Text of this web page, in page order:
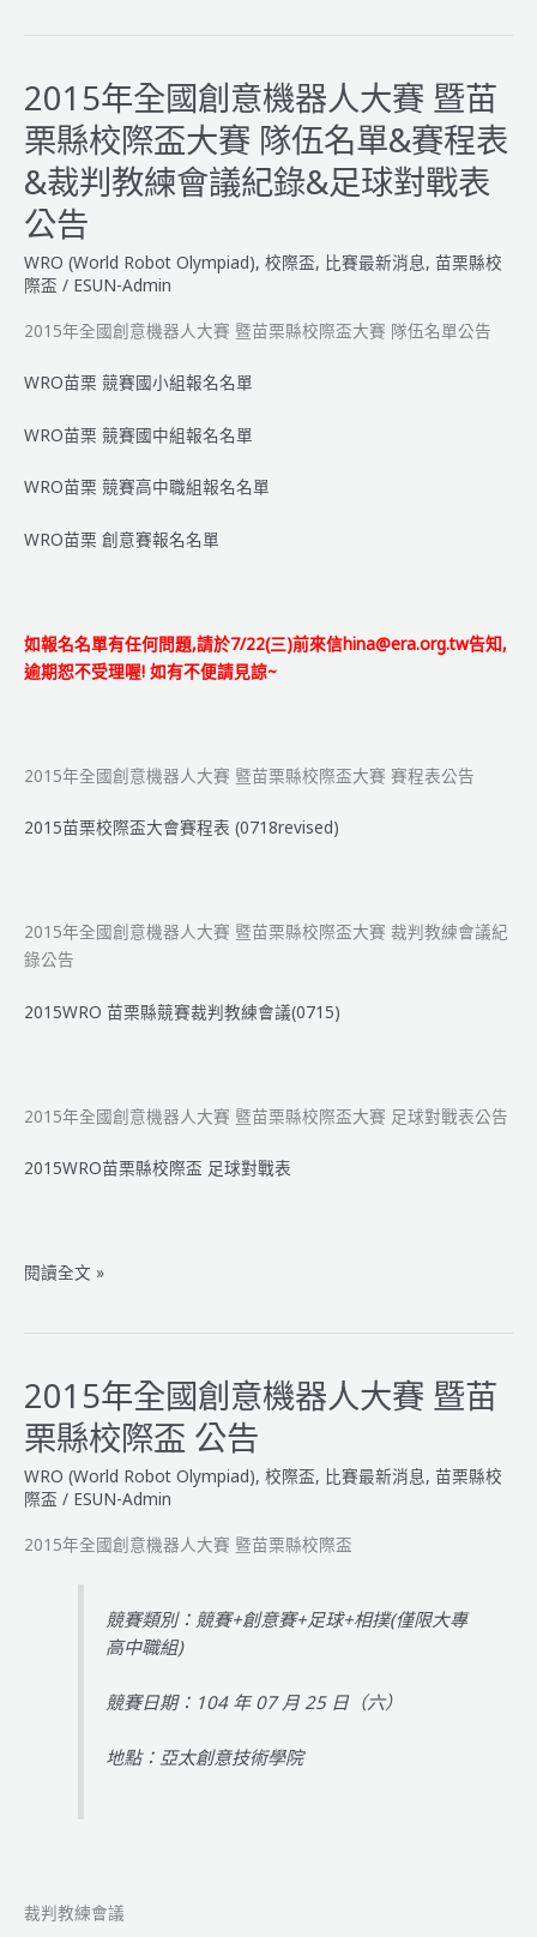
獎
名
單
公
告
創
意
機
器
人
大
暨
栗
校
盃
賽
球
伍
名
公
2015年全國創意機器人大賽 暨苗
栗縣校際盃大賽 隊伍名單&賽程表
&裁判教練會議紀錄&足球對戰表
公告
WRO (World Robot Olympiad), 校際盃, 比賽最新消息, 苗栗縣校
際盃 / ESUN-Admin
2015年全國創意機器人大賽 暨苗栗縣校際盃大賽 隊伍名單公告
WRO苗栗 競賽國小組報名名單
WRO苗栗 競賽國中組報名名單
WRO苗栗 競賽高中職組報名名單
WRO苗栗 創意賽報名名單
如報名名單有任何問題,請於7/22(三)前來信hina@era.org.tw告知,
逾期恕不受理喔! 如有不便請見諒~
2015年全國創意機器人大賽 暨苗栗縣校際盃大賽 賽程表公告
2015苗栗校際盃大會賽程表 (0718revised)
2015年全國創意機器人大賽 暨苗栗縣校際盃大賽 裁判教練會議紀
錄公告
2015WRO 苗栗縣競賽裁判教練會議(0715)
2015年全國創意機器人大賽 暨苗栗縣校際盃大賽 足球對戰表公告
2015WRO苗栗縣校際盃 足球對戰表
2015
創
意
機
人
賽
單
閱讀全文 »
2015年全國創意機器人大賽 暨苗
栗縣校際盃 公告
WRO (World Robot Olympiad), 校際盃, 比賽最新消息, 苗栗縣校
際盃 / ESUN-Admin
2015年全國創意機器人大賽 暨苗栗縣校際盃
競賽類別：競賽+創意賽+足球+相撲(僅限大專
高中職組)
競賽日期：104 年 07 月 25 日（六）
地點：亞太創意技術學院
裁判教練會議